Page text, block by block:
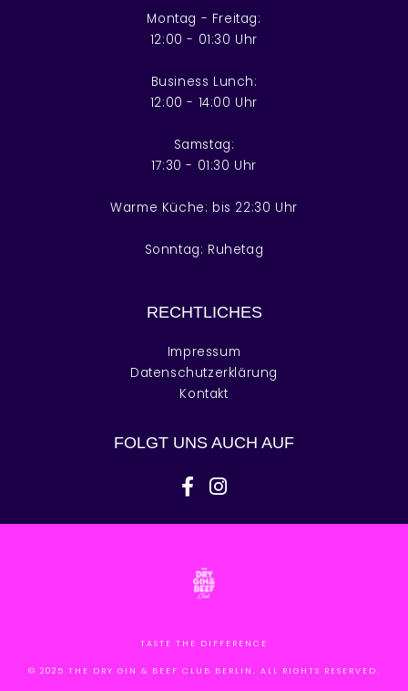
Montag - Freitag:
12:00 - 01:30 Uhr
Business Lunch:
12:00 - 14:00 Uhr
Samstag:
17:30 - 01:30 Uhr
Warme Küche: bis 22:30 Uhr
Sonntag: Ruhetag
RECHTLICHES
Impressum
Datenschutzerklärung
Kontakt
FOLGT UNS AUCH AUF
facebook-f
instagram
TASTE THE DIFFERENCE
© 2025 THE DRY GIN & BEEF CLUB BERLIN. ALL RIGHTS RESERVED.